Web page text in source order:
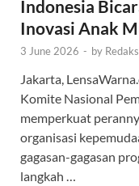
Indonesia
Inovasi Anak
3 June 2026 - by
Jakarta,
Komite Nasional
memperkuat
organisasi
gagasan-gagasan
langkah …